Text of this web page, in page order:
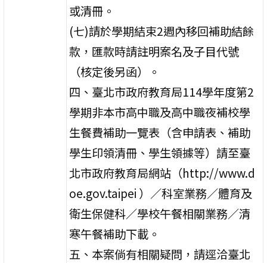
或清冊。
(七)請於學期結束2週內移回補助結餘
款，匯款時請註明案名及子目代號
（核定後另函）。
四、臺北市政府教育局114學年度第2
學期非本市高中職及高中職夜補校學
生餐費補助一覽表（含申請表、補助
學生印領清冊、學生領據等）請至臺
北市政府教育局網站（http://www.d
oe.gov.taipei ）／科室業務／體育及
衛生保健科／學校午餐相關業務／清
寒午餐補助下載。
五、本案倘有相關疑問，請逕洽臺北